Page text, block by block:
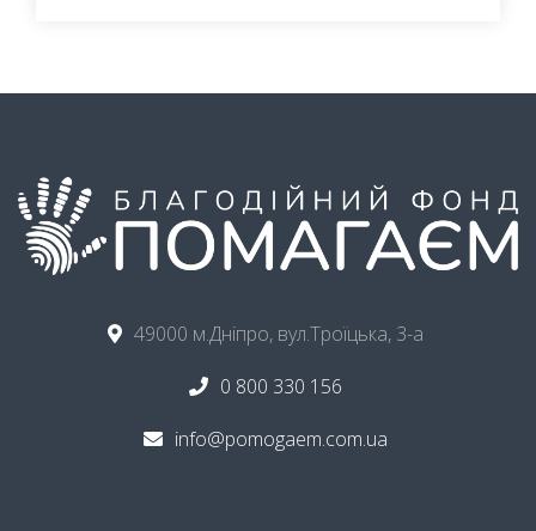
49000 м.Дніпро, вул.Троїцька, 3-а
0 800 330 156
info@pomogaem.com.ua